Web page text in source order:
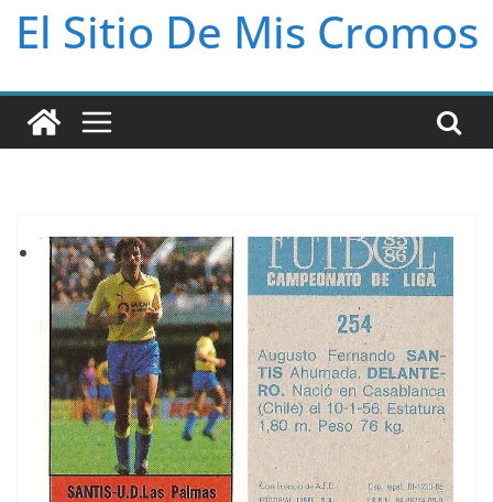
El Sitio De Mis Cromos